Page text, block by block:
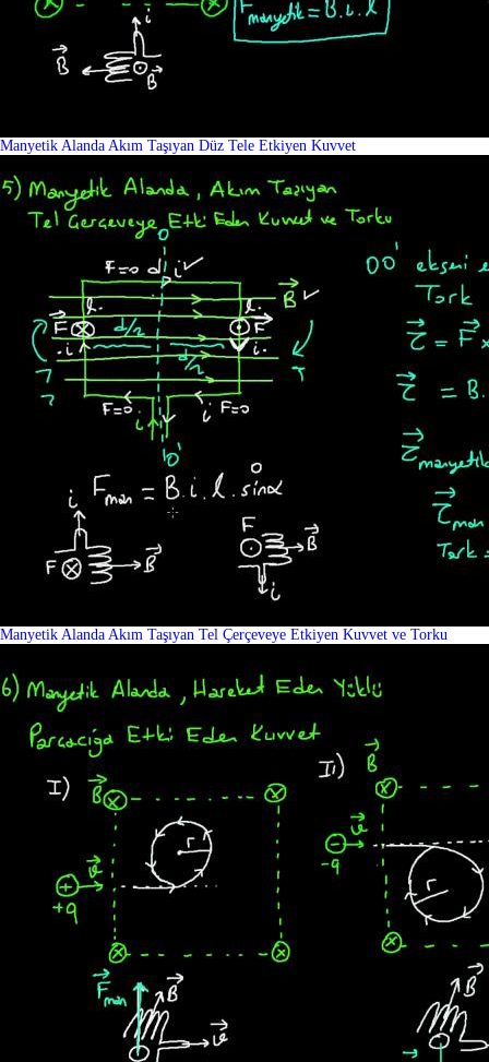
Manyetik Alanda Akım Taşıyan Düz Tele Etkiyen Kuvvet
Manyetik Alanda Akım Taşıyan Tel Çerçeveye Etkiyen Kuvvet ve Torku